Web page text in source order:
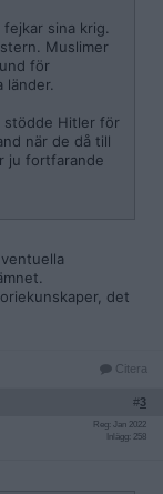
sina krig.
Muslimer
för
stödde Hitler för
när de då till
ju fortfarande
i EU genom
våga engagera
billigaste sätt.
intressen,
att hitta krig där
det
Citera
#3
Reg: Jan 2022
Inlägg: 258